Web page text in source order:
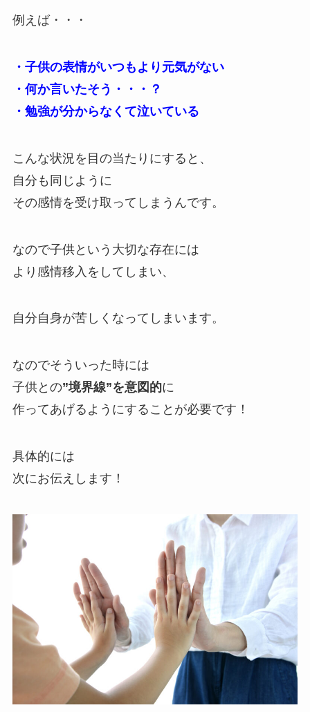
例えば・・・
・子供の表情がいつもより元気がない
・何か言いたそう・・・？
・勉強が分からなくて泣いている
こんな状況を目の当たりにすると、
自分も同じように
その感情を受け取ってしまうんです。
なので子供という大切な存在には
より感情移入をしてしまい、
自分自身が苦しくなってしまいます。
なのでそういった時には
子供との”境界線”を意図的に
作ってあげるようにすることが必要です！
具体的には
次にお伝えします！